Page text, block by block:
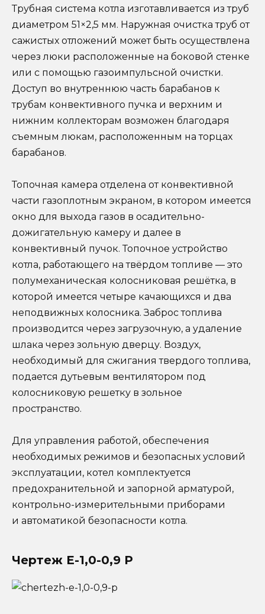
Трубная система котла изготавливается из труб
диаметром 51×2,5 мм. Наружная очистка труб от
сажистых отложений может быть осуществлена
через люки расположенные на боковой стенке
или с помощью газоимпульсной очистки.
Доступ во внутреннюю часть барабанов к
трубам конвективного пучка и верхним и
нижним коллекторам возможен благодаря
съемным люкам, расположенным на торцах
барабанов.
Топочная камера отделена от конвективной
части газоплотным экраном, в котором имеется
окно для выхода газов в осадительно-
дожигательную камеру и далее в
конвективный пучок. Топочное устройство
котла, работающего на твёрдом топливе — это
полумеханическая колосниковая решётка, в
которой имеется четыре качающихся и два
неподвижных колосника. Заброс топлива
производится через загрузочную, а удаление
шлака через зольную дверцу. Воздух,
необходимый для сжигания твердого топлива,
подается дутьевым вентилятором под
колосниковую решетку в зольное
пространство.
Для управления работой, обеспечения
необходимых режимов и безопасных условий
эксплуатации, котел комплектуется
предохранительной и запорной арматурой,
контрольно-измерительными приборами
и автоматикой безопасности котла.
Чертеж Е-1,0-0,9 Р